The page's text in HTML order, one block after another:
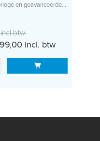
en geavanceerde...
btw.
incl. btw